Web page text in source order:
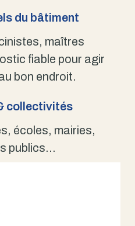
du bâtiment
maîtres
fiable pour agir
bon endroit.
collectivités
écoles, mairies,
publics…